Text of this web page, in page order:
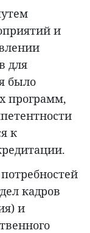
и
для
было
программ,
к
кадров
и